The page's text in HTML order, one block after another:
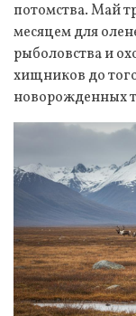
потомства. Май
месяцем для
рыболовства и
хищников до
новорожденных